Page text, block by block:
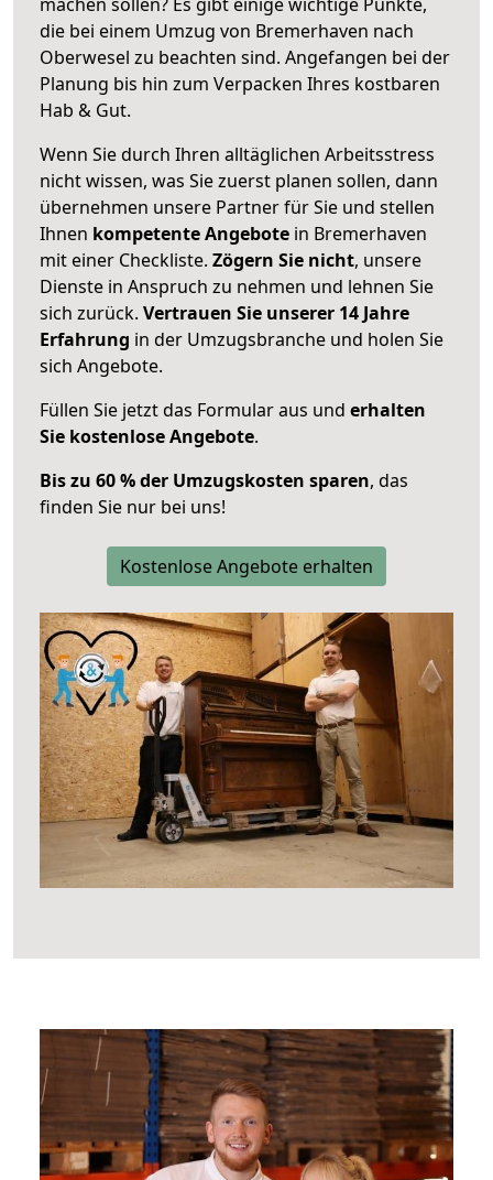
die bei einem Umzug von Bremerhaven nach
Oberwesel zu beachten sind. Angefangen bei der
Planung bis hin zum Verpacken Ihres kostbaren
Hab & Gut.
Wenn Sie durch Ihren alltäglichen Arbeitsstress
nicht wissen, was Sie zuerst planen sollen, dann
übernehmen unsere Partner für Sie und stellen
Ihnen kompetente Angebote in Bremerhaven
mit einer Checkliste. Zögern Sie nicht, unsere
Dienste in Anspruch zu nehmen und lehnen Sie
sich zurück. Vertrauen Sie unserer 14 Jahre
Erfahrung in der Umzugsbranche und holen Sie
sich Angebote.
Füllen Sie jetzt das Formular aus und erhalten
Sie kostenlose Angebote.
Bis zu 60 % der Umzugskosten sparen, das
finden Sie nur bei uns!
Kostenlose Angebote erhalten